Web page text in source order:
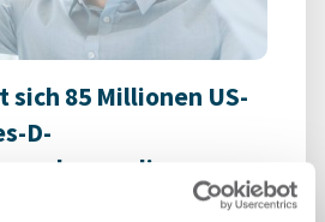
sich 85 Millionen US-
D-
um die
für physische KI